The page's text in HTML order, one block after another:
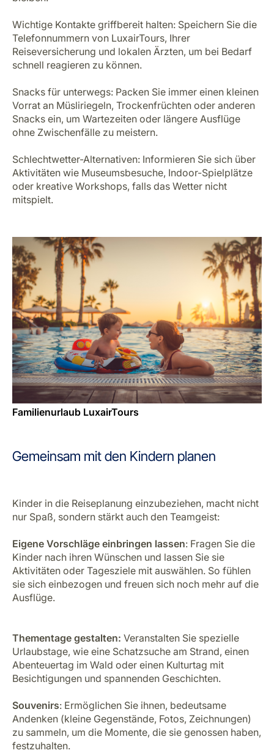
Wichtige Kontakte griffbereit halten: Speichern Sie die
Telefonnummern von LuxairTours, Ihrer
Reiseversicherung und lokalen Ärzten, um bei Bedarf
schnell reagieren zu können.
Snacks für unterwegs: Packen Sie immer einen kleinen
Vorrat an Müsliriegeln, Trockenfrüchten oder anderen
Snacks ein, um Wartezeiten oder längere Ausflüge
ohne Zwischenfälle zu meistern.
Schlechtwetter-Alternativen: Informieren Sie sich über
Aktivitäten wie Museumsbesuche, Indoor-Spielplätze
oder kreative Workshops, falls das Wetter nicht
mitspielt.
Familienurlaub LuxairTours
Gemeinsam mit den Kindern planen
Kinder in die Reiseplanung einzubeziehen, macht nicht
nur Spaß, sondern stärkt auch den Teamgeist:
Eigene Vorschläge einbringen lassen: Fragen Sie die
Kinder nach ihren Wünschen und lassen Sie sie
Aktivitäten oder Tagesziele mit auswählen. So fühlen
sie sich einbezogen und freuen sich noch mehr auf die
Ausflüge.
Thementage gestalten: Veranstalten Sie spezielle
Urlaubstage, wie eine Schatzsuche am Strand, einen
Abenteuertag im Wald oder einen Kulturtag mit
Besichtigungen und spannenden Geschichten.
Souvenirs: Ermöglichen Sie ihnen, bedeutsame
Andenken (kleine Gegenstände, Fotos, Zeichnungen)
zu sammeln, um die Momente, die sie genossen haben,
festzuhalten.